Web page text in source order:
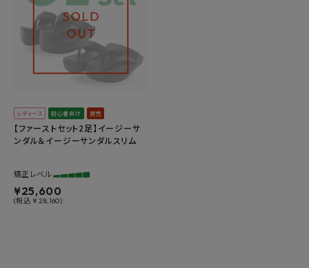
レディース 初心者向け 完売
【ファーストセット2足】イージーサ
ンダル＆イージーサンダルスリム
矯正レベル
¥25,600
(税込 ¥ 28,160)